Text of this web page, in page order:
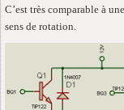
C’est très comparable à
sens de rotation.